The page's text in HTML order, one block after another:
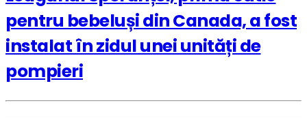
pentru bebeluși din Canada, a fost
instalat în zidul unei unități de
pompieri